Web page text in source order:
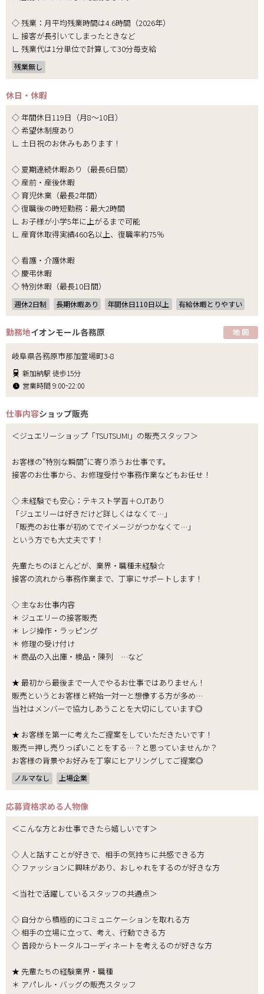
◇ 残業：月平均残業時間は4.6時間（2026年）
∟ 接客が長引いてしまったときなど
∟ 残業代は1分単位で計算して30分毎支給
残業無し
休日・休暇
◇ 年間休日119日（月8～10日）
◇ 希望休制度あり
∟ 土日祝のお休みもあります！
◇ 夏期連続休暇あり（最長6日間）
◇ 産前・産後休暇
◇ 育児休業（最長2年間）
◇ 復職後の時短勤務：最大2時間
∟ お子様が小学5年に上がるまで可能
∟ 産育休取得実績460名以上、復職率約75％
◇ 看護・介護休暇
◇ 慶弔休暇
◇ 特別休暇（最長10日間）
週休2日制 長期休暇あり 年間休日110日以上 有給休暇とりやすい
勤務地イオンモール各務原 地 図
岐阜県各務原市那加萱場町3-8
新加納駅 徒歩15分
営業時間 9:00~22:00
仕事内容ショップ販売
＜ジュエリーショップ「TSUTSUMI」の販売スタッフ＞
お客様の“特別な瞬間”に寄り添うお仕事です。
接客のお仕事から、お修理受付や事務作業などもお任せ！
◇ 未経験でも安心：テキスト学習＋OJTあり
「ジュエリーは好きだけど詳しくはなくて…」
「販売のお仕事が初めてでイメージがつかなくて…」
という方でも大丈夫です！
先輩たちのほとんどが、業界・職種未経験☆
接客の流れから事務作業まで、丁寧にサポートします！
◇ 主なお仕事内容
＊ ジュエリーの接客販売
＊ レジ操作・ラッピング
＊ 修理の受け付け
＊ 商品の入出庫・検品・陳列 …など
★ 最初から最後まで一人でやるお仕事ではありません！
販売というとお客様と終始一対一と想像する方が多め…
当社はメンバーで協力しあうことを大切にしています◎
★ お客様を第一に考えたご提案をしていただきたいです！
販売＝押し売りっぽいことをする…？と思っていませんか？
お客様の背景やお好みを丁寧にヒアリングしてご提案◎
ノルマなし 上場企業
応募資格求める人物像
＜こんな方とお仕事できたら嬉しいです＞
◇ 人と話すことが好きで、相手の気持ちに共感できる方
◇ ファッションに興味があり、おしゃれをするのが好きな方
＜当社で活躍しているスタッフの共通点＞
◇ 自分から積極的にコミュニケーションを取れる方
◇ 相手の立場に立って、考え、行動できる方
◇ 普段からトータルコーディネートを考えるのが好きな方
★ 先輩たちの経験業界・職種
＊ アパレル・バッグの販売スタッフ